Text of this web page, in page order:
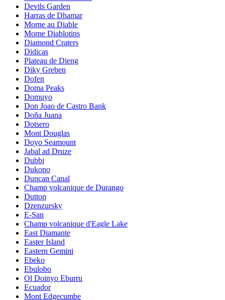
Devils Garden
Harras de Dhamar
Morne au Diable
Morne Diablotins
Diamond Craters
Didicas
Plateau de Dieng
Diky Greben
Dofen
Doma Peaks
Domuyo
Don Joao de Castro Bank
Doña Juana
Dotsero
Mont Douglas
Doyo Seamount
Jabal ad Druze
Dubbi
Dukono
Duncan Canal
Champ volcanique de Durango
Dutton
Dzenzursky
E-San
Champ volcanique d'Eagle Lake
East Diamante
Easter Island
Eastern Gemini
Ebeko
Ebulobo
Ol Doinyo Eburru
Ecuador
Mont Edgecumbe